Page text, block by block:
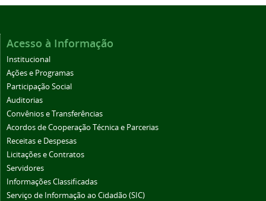
Acesso à Informação
Institucional
Ações e Programas
Participação Social
Auditorias
Convênios e Transferências
Acordos de Cooperação Técnica e Parcerias
Receitas e Despesas
Licitações e Contratos
Servidores
Informações Classificadas
Serviço de Informação ao Cidadão (SIC)